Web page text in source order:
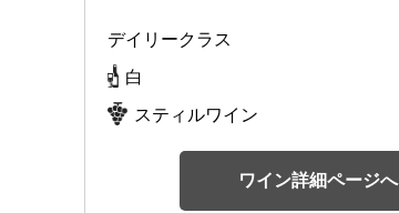
デイリークラス
白
スティルワイン
ワイン詳細ページへ